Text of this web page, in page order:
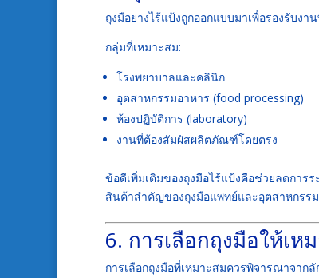
ถุงมือยางไร้แป้งถูกออกแบบมาเพื่อรองรับง
กลุ่มที่เหมาะสม:
โรงพยาบาลและคลินิก
อุตสาหกรรมอาหาร (food processing)
ห้องปฏิบัติการ (laboratory)
งานที่ต้องสัมผัสผลิตภัณฑ์โดยตรง
ข้อดีเพิ่มเติมของถุงมือไร้แป้งคือช่วยลดการ
สินค้าสำคัญของถุงมือแพทย์และอุตสาหกรร
6. การเลือกถุงมือให้เ
การเลือกถุงมือที่เหมาะสมควรพิจารณาจาก